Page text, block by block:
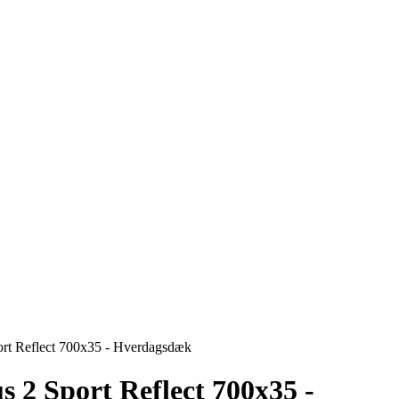
Reflect 700x35 - Hverdagsdæk
2 Sport Reflect 700x35 -